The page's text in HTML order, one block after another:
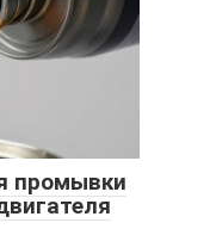
промывки